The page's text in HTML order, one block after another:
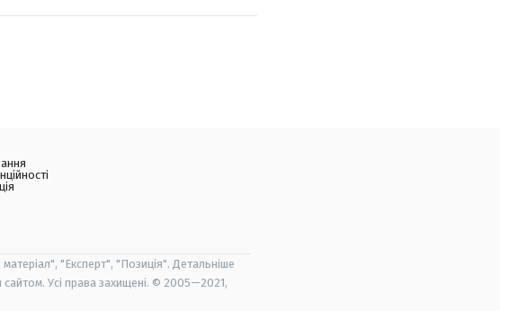
"Експерт", "Позиція". Детальніше
Усі права захищені. © 2005—2021,